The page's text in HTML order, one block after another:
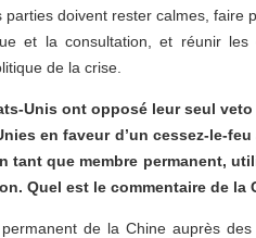
parties doivent rester calmes, faire
et la consultation, et réunir les
de la crise.
Unis ont opposé leur seul
en faveur d’un cessez-le-feu
tant que membre permanent,
Quel est le commentaire de la
de la Chine auprès